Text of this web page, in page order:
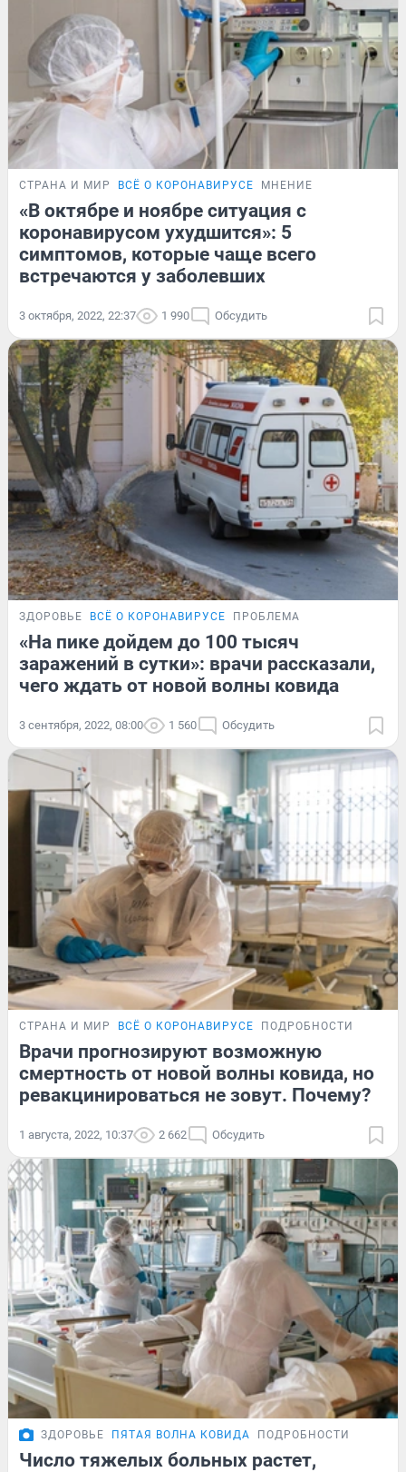
СТРАНА И МИР ВСЁ О КОРОНАВИРУСЕ МНЕНИЕ
«В октябре и ноябре ситуация с
коронавирусом ухудшится»: 5
симптомов, которые чаще всего
встречаются у заболевших
3 октября, 2022, 22:37 1 990 Обсудить
ЗДОРОВЬЕ ВСЁ О КОРОНАВИРУСЕ ПРОБЛЕМА
«На пике дойдем до 100 тысяч
заражений в сутки»: врачи рассказали,
чего ждать от новой волны ковида
3 сентября, 2022, 08:00 1 560 Обсудить
СТРАНА И МИР ВСЁ О КОРОНАВИРУСЕ ПОДРОБНОСТИ
Врачи прогнозируют возможную
смертность от новой волны ковида, но
ревакцинироваться не зовут. Почему?
1 августа, 2022, 10:37 2 662 Обсудить
ЗДОРОВЬЕ ПЯТАЯ ВОЛНА КОВИДА ПОДРОБНОСТИ
Число тяжелых больных растет,